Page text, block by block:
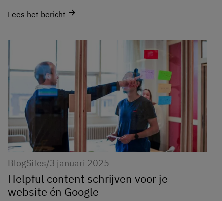
Lees het bericht arrow_forward
BlogSites/3 januari 2025
Helpful content schrijven voor je
website én Google